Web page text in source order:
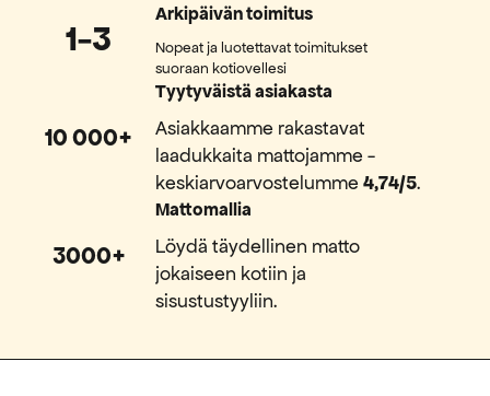
1-3
Arkipäivän toimitus
Nopeat ja luotettavat toimitukset
suoraan kotiovellesi
10 000+
Tyytyväistä asiakasta
Asiakkaamme rakastavat
laadukkaita mattojamme -
keskiarvoarvostelumme4,74/5.
3000+
Mattomallia
Löydä täydellinen matto
jokaiseen kotiin ja
sisustustyyliin.